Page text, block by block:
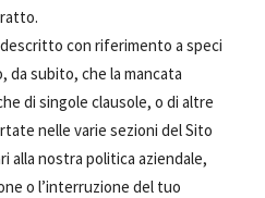
con riferimento a speci
da subito, che la mancata
di singole clausole, o di altre
nelle varie sezioni del Sito
alla nostra politica aziendale,
o l’interruzione del tuo